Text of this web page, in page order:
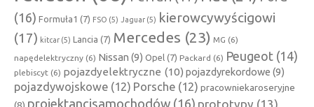
(16) Formuła1 (7) FSO (5) Jaguar (5) kierowcywyścigowi
(17) kitcar (5) Lancia (7) Mercedes (23) MG (6)
napędelektryczny (6) Nissan (9) Opel (7) Packard (6) Peugeot (14)
plebiscyt (6) pojazdyelektryczne (10) pojazdyrekordowe (9)
pojazdywojskowe (12) Porsche (12) pracowniekaroseryjne
projektancisamochodów (16) prototypy (13)